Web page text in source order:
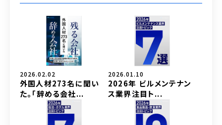
2026.02.02
外国人材273名に聞い
た。「辞める会社...
2026.01.10
2026年 ビルメンテナン
ス業界注目ト...